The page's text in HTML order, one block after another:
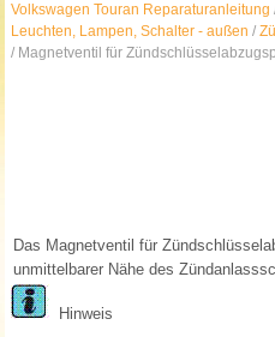
Volkswagen Touran Reparaturanleitung
Leuchten, Lampen, Schalter - außen /
/ Magnetventil für
Das Magnetventil für
unmittelbarer Nähe des
Hinweis